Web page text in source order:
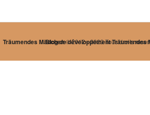
Blog de développement Träumendes
Träumendes Mädchen© 2012 - 2023 Tous droits